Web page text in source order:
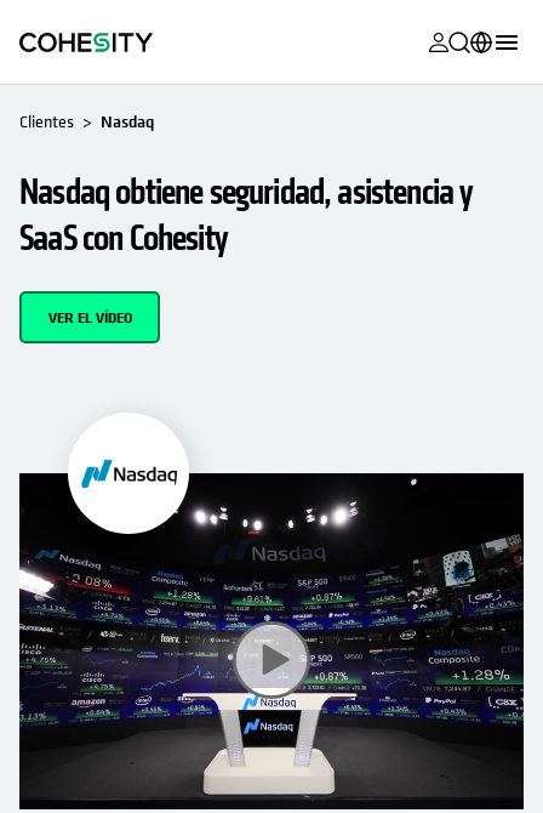
se abre en
se abre en
Alta
se abre en
se abre en
se abre en
se abre en
se abre en
se abre en
Deutsch (Germany)
Clientes Nasdaq
Nasdaq obtiene seguridad, asistencia y
SaaS con Cohesity
VER EL VÍDEO